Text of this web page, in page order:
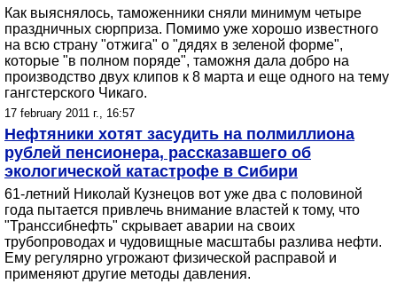
Как выяснялось, таможенники сняли минимум четыре
праздничных сюрприза. Помимо уже хорошо известного
на всю страну "отжига" о "дядях в зеленой форме",
которые "в полном поряде", таможня дала добро на
производство двух клипов к 8 марта и еще одного на тему
гангстерского Чикаго.
17 february 2011 г., 16:57
Нефтяники хотят засудить на полмиллиона
рублей пенсионера, рассказавшего об
экологической катастрофе в Сибири
61-летний Николай Кузнецов вот уже два с половиной
года пытается привлечь внимание властей к тому, что
"Транссибнефть" скрывает аварии на своих
трубопроводах и чудовищные масштабы разлива нефти.
Ему регулярно угрожают физической расправой и
применяют другие методы давления.